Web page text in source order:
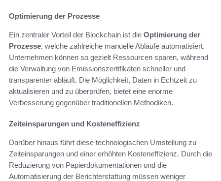
Optimierung der Prozesse
Ein zentraler Vorteil der Blockchain ist die Optimierung der
Prozesse, welche zahlreiche manuelle Abläufe automatisiert.
Unternehmen können so gezielt Ressourcen sparen, während
die Verwaltung von Emissionszertifikaten schneller und
transparenter abläuft. Die Möglichkeit, Daten in Echtzeit zu
aktualisieren und zu überprüfen, bietet eine enorme
Verbesserung gegenüber traditionellen Methodiken.
Zeiteinsparungen und Kosteneffizienz
Darüber hinaus führt diese technologischen Umstellung zu
Zeiteinsparungen und einer erhöhten Kosteneffizienz. Durch die
Reduzierung von Papierdokumentationen und die
Automatisierung der Berichterstattung müssen weniger